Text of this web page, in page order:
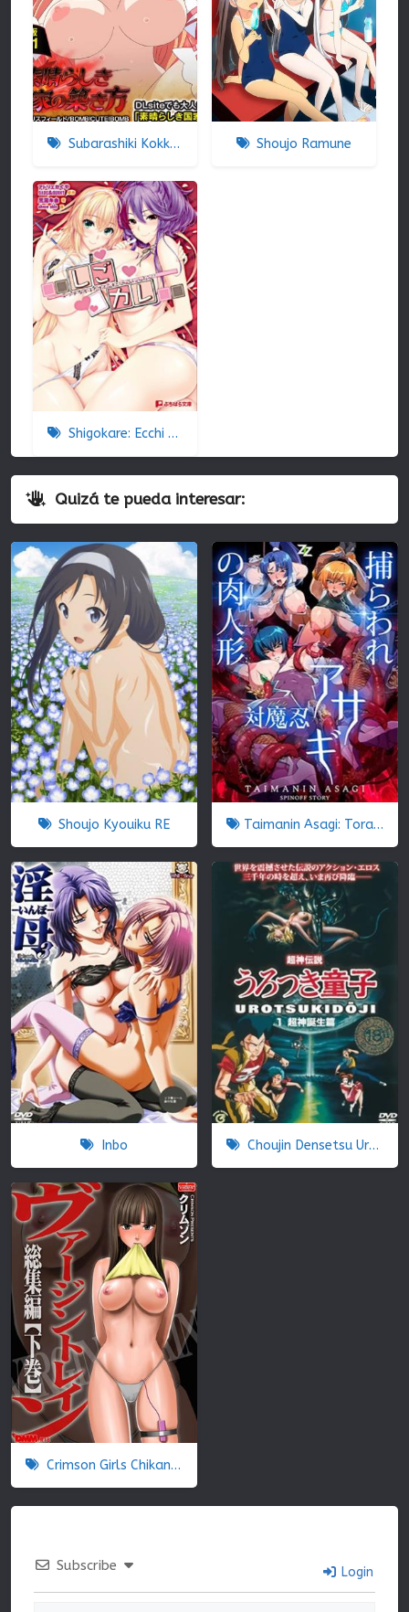
Subarashiki Kokka No Kizuki-kata Shoujo Ramune
Shigokare: Ecchi na Joshi Daisei to Doki x2 Love Lesson!! The Animation
Quizá te pueda interesar:
Shoujo Kyouiku RE Taimanin Asagi: Toraware no Niku Ningyou
Inbo Choujin Densetsu Urotsukidouji
Crimson Girls Chikan Shihai
Subscribe Login